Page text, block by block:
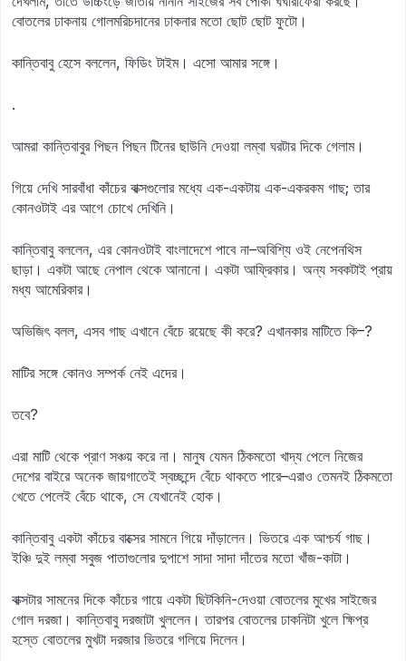
বোতলের ঢাকনায় গোলমরিচদানের ঢাকনার মতো ছোট ছোট ফুটো।
কান্তিবাবু হেসে বললেন, ফিডিং টাইম। এসো আমার সঙ্গে।
.
আমরা কান্তিবাবুর পিছন পিছন টিনের ছাউনি দেওয়া লম্বা ঘরটার দিকে গেলাম।
গিয়ে দেখি সারবাঁধা কাঁচের বাক্সগুলোর মধ্যে এক-একটায় এক-একরকম গাছ; তার
কোনওটাই এর আগে চোখে দেখিনি।
কান্তিবাবু বললেন, এর কোনওটাই বাংলাদেশে পাবে না–অবিশ্যি ওই নেপেনথিস
ছাড়া। একটা আছে নেপাল থেকে আনানো। একটা আফ্রিকার। অন্য সবকটাই প্রায়
মধ্য আমেরিকার।
অভিজিৎ বলল, এসব গাছ এখানে বেঁচে রয়েছে কী করে? এখানকার মাটিতে কি–?
মাটির সঙ্গে কোনও সম্পর্ক নেই এদের।
তবে?
এরা মাটি থেকে প্রাণ সঞ্চয় করে না। মানুষ যেমন ঠিকমতো খাদ্য পেলে নিজের
দেশের বাইরে অনেক জায়গাতেই স্বচ্ছন্দে বেঁচে থাকতে পারে–এরাও তেমনই ঠিকমতো
খেতে পেলেই বেঁচে থাকে, সে যেখানেই হোক।
কান্তিবাবু একটা কাঁচের বাক্সের সামনে গিয়ে দাঁড়ালেন। ভিতরে এক আশ্চর্য গাছ।
ইঞ্চি দুই লম্বা সবুজ পাতাগুলোর দুপাশে সাদা সাদা দাঁতের মতো খাঁজ-কাটা।
বাক্সটার সামনের দিকে কাঁচের গায়ে একটা ছিটকিনি-দেওয়া বোতলের মুখের সাইজের
গোল দরজা। কান্তিবাবু দরজাটা খুললেন। তারপর বোতলের ঢাকনিটা খুলে ক্ষিপ্র
হস্তে বোতলের মুখটা দরজার ভিতরে গলিয়ে দিলেন।